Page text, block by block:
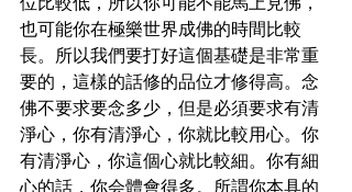
位比較低，所以你可能不能馬上見佛，
也可能你在極樂世界成佛的時間比較
長。所以我們要打好這個基礎是非常重
要的，這樣的話修的品位才修得高。念
佛不要求要念多少，但是必須要求有清
淨心，你有清淨心，你就比較用心。你
有清淨心，你這個心就比較細。你有細